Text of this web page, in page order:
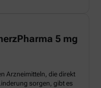
5 mg
Arzneimitteln, die direkt
sorgen, gibt es